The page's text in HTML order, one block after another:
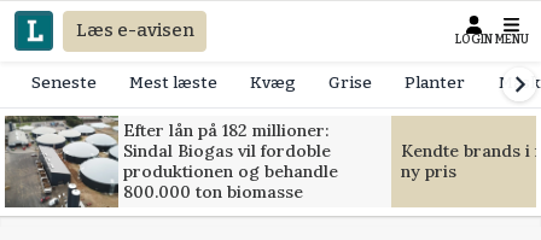
Læs e-avisen LOGIN MENU
Seneste Mest læste Kvæg Grise Planter
Efter lån på 182 millioner:
Sindal Biogas vil fordoble
produktionen og behandle
800.000 ton biomasse
Kendte brands i
ny pris